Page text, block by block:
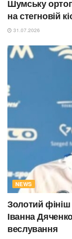
Шумську
на стегновій
31.07.2026
NEWS
Золотий
Іванна
веслування